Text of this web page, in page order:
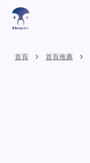
首頁 › 首頁推薦 ›